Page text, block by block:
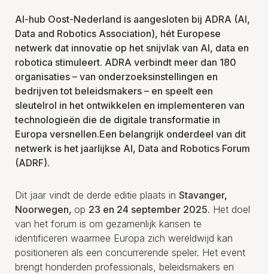
AI-hub Oost-Nederland is aangesloten bij ADRA (AI,
Data and Robotics Association), hét Europese
netwerk dat innovatie op het snijvlak van AI, data en
robotica stimuleert. ADRA verbindt meer dan 180
organisaties – van onderzoeksinstellingen en
bedrijven tot beleidsmakers – en speelt een
sleutelrol in het ontwikkelen en implementeren van
technologieën die de digitale transformatie in
Europa versnellen.Een belangrijk onderdeel van dit
netwerk is het jaarlijkse AI, Data and Robotics Forum
(ADRF).
Dit jaar vindt de derde editie plaats in Stavanger,
Noorwegen, op 23 en 24 september 2025. Het doel
van het forum is om gezamenlijk kansen te
identificeren waarmee Europa zich wereldwijd kan
positioneren als een concurrerende speler. Het event
brengt honderden professionals, beleidsmakers en